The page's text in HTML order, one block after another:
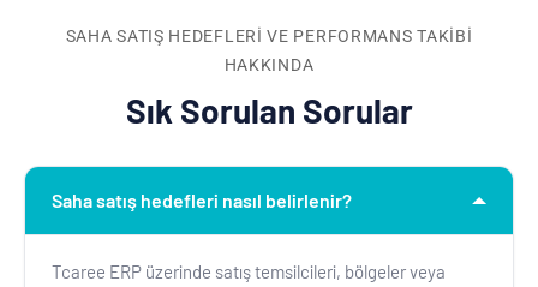
SAHA SATIŞ HEDEFLERI VE PERFORMANS TAKIBI
HAKKINDA
Sık Sorulan Sorular
Saha satış hedefleri nasıl belirlenir?
Tcaree ERP üzerinde satış temsilcileri, bölgeler veya